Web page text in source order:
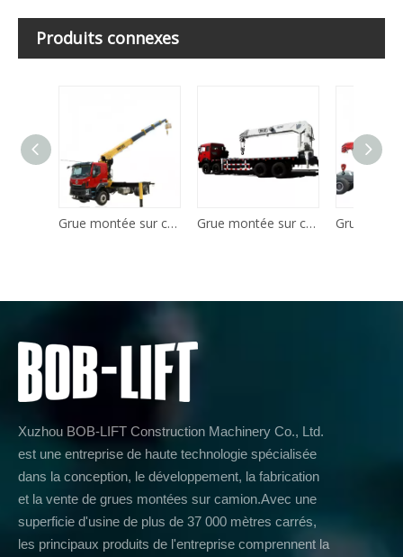
Produits connexes
Grue montée sur camion à flèche télescopique de 20 tonnes Grue montée sur camion à flèche télescopique de 16 tonnes
Xuzhou BOB-LIFT Construction Machinery Co., Ltd.
est une entreprise de haute technologie spécialisée
dans la conception, le développement, la fabrication
et la vente de grues montées sur camion.Avec une
superficie d'usine de plus de 37 000 mètres carrés,
les principaux produits de l'entreprise comprennent la